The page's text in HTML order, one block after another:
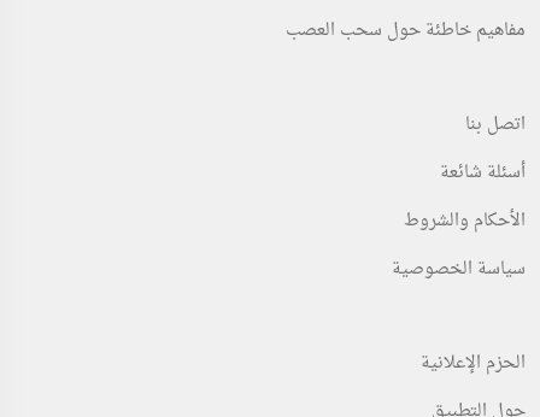
مفاهيم خاطئة حول سحب العصب
اتصل بنا
أسئلة شائعة
الأحكام والشروط
سياسة الخصوصية
الحزم الإعلانية